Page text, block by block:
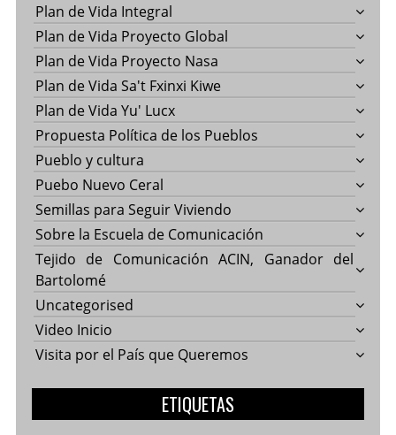
Plan de Vida Integral
Plan de Vida Proyecto Global
Plan de Vida Proyecto Nasa
Plan de Vida Sa't Fxinxi Kiwe
Plan de Vida Yu' Lucx
Propuesta Política de los Pueblos
Pueblo y cultura
Puebo Nuevo Ceral
Semillas para Seguir Viviendo
Sobre la Escuela de Comunicación
Tejido de Comunicación ACIN, Ganador del
Bartolomé
Uncategorised
Video Inicio
Visita por el País que Queremos
ETIQUETAS